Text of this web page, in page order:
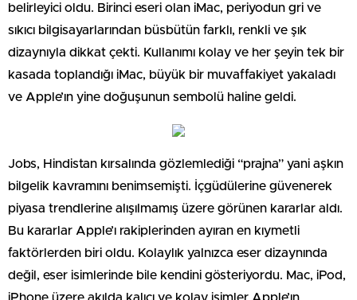
belirleyici oldu. Birinci eseri olan iMac, periyodun gri ve
sıkıcı bilgisayarlarından büsbütün farklı, renkli ve şık
dizaynıyla dikkat çekti. Kullanımı kolay ve her şeyin tek bir
kasada toplandığı iMac, büyük bir muvaffakiyet yakaladı
ve Apple’ın yine doğuşunun sembolü haline geldi.
Jobs, Hindistan kırsalında gözlemlediği “prajna” yani aşkın
bilgelik kavramını benimsemişti. İçgüdülerine güvenerek
piyasa trendlerine alışılmamış üzere görünen kararlar aldı.
Bu kararlar Apple’ı rakiplerinden ayıran en kıymetli
faktörlerden biri oldu. Kolaylık yalnızca eser dizaynında
değil, eser isimlerinde bile kendini gösteriyordu. Mac, iPod,
iPhone üzere akılda kalıcı ve kolay isimler Apple’ın